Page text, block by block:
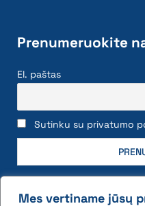
Mes vertiname jūsų
Prenumeruokite
El. paštas
Sutinku su privatumo